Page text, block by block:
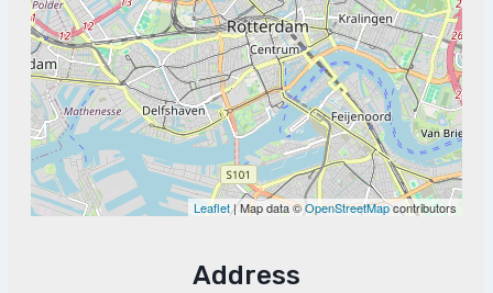
Leaflet| Map data ©OpenStreetMapcontributors
Address